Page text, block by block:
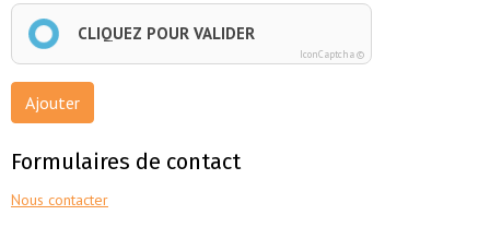
CLIQUEZ POUR VALIDER
IconCaptcha ©
Ajouter
Formulaires de contact
Nous contacter